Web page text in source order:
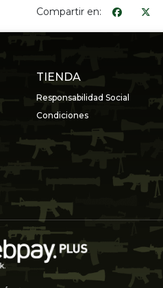
Compartir en:
TIENDA
Responsabilidad Social
Condiciones